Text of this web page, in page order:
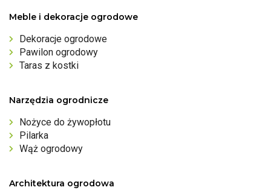
Meble i dekoracje ogrodowe
Dekoracje ogrodowe
Pawilon ogrodowy
Taras z kostki
Narzędzia ogrodnicze
Nożyce do żywopłotu
Pilarka
Wąż ogrodowy
Architektura ogrodowa